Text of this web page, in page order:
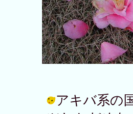
アキバ系の